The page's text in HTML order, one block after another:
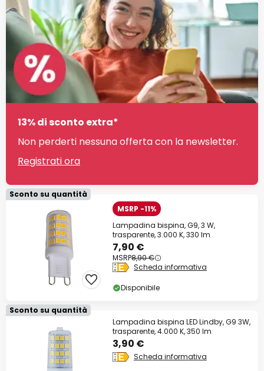
13% di sconto extra*
Non perderti nessuna offerta con la newsletter.
Registrati ora
Sconto su quantità
MSRP -11%
Lampadina bispina, G9, 3 W,
trasparente, 3.000 K, 330 lm
7,90 €
MSRP8,90 €
Scheda informativa
Disponibile
Sconto su quantità
Lampadina bispina LED Lindby, G9 3W,
trasparente, 4.000 K, 350 lm
3,90 €
Scheda informativa